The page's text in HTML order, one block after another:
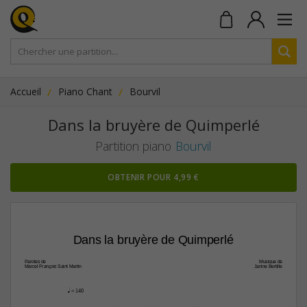
Accueil Piano Chant Bourvil
Dans la bruyère de Quimperlé
Partition piano Bourvil
OBTENIR POUR 4,99 €
Paroles de
Marcel François Saint Martin
Dans la bruyère de Quimperlé
Musique de
Janine Bertille
q = 140